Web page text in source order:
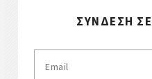
ΣΎΝΔΕΣΗ